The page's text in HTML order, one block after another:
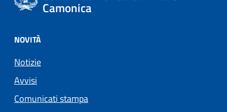
Camonica
NOVITÀ
Notizie
Avvisi
Comunicati stampa